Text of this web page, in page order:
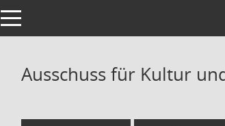
Toggle navigation
Ausschuss für Kultur